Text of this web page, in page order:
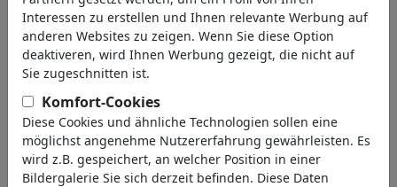
Im Takt der AfD Palantir...
Interessen zu erstellen und Ihnen relevante Werbung auf
anderen Websites zu zeigen. Wenn Sie diese Option
deaktiveren, wird Ihnen Werbung gezeigt, die nicht auf
Sie zugeschnitten ist.
Komfort-Cookies
Diese Cookies und ähnliche Technologien sollen eine
möglichst angenehme Nutzererfahrung gewährleisten. Es
wird z.B. gespeichert, an welcher Position in einer
Bildergalerie Sie sich derzeit befinden. Diese Daten